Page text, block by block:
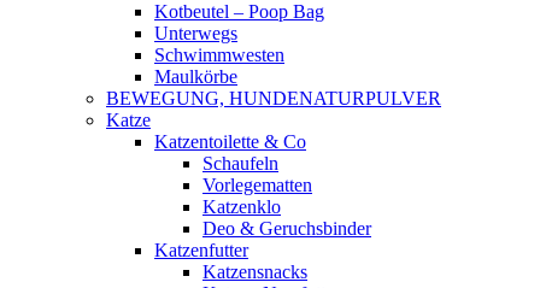
Kotbeutel – Poop Bag
Unterwegs
Schwimmwesten
Maulkörbe
BEWEGUNG, HUNDENATURPULVER
Katze
Katzentoilette & Co
Schaufeln
Vorlegematten
Katzenklo
Deo & Geruchsbinder
Katzenfutter
Katzensnacks